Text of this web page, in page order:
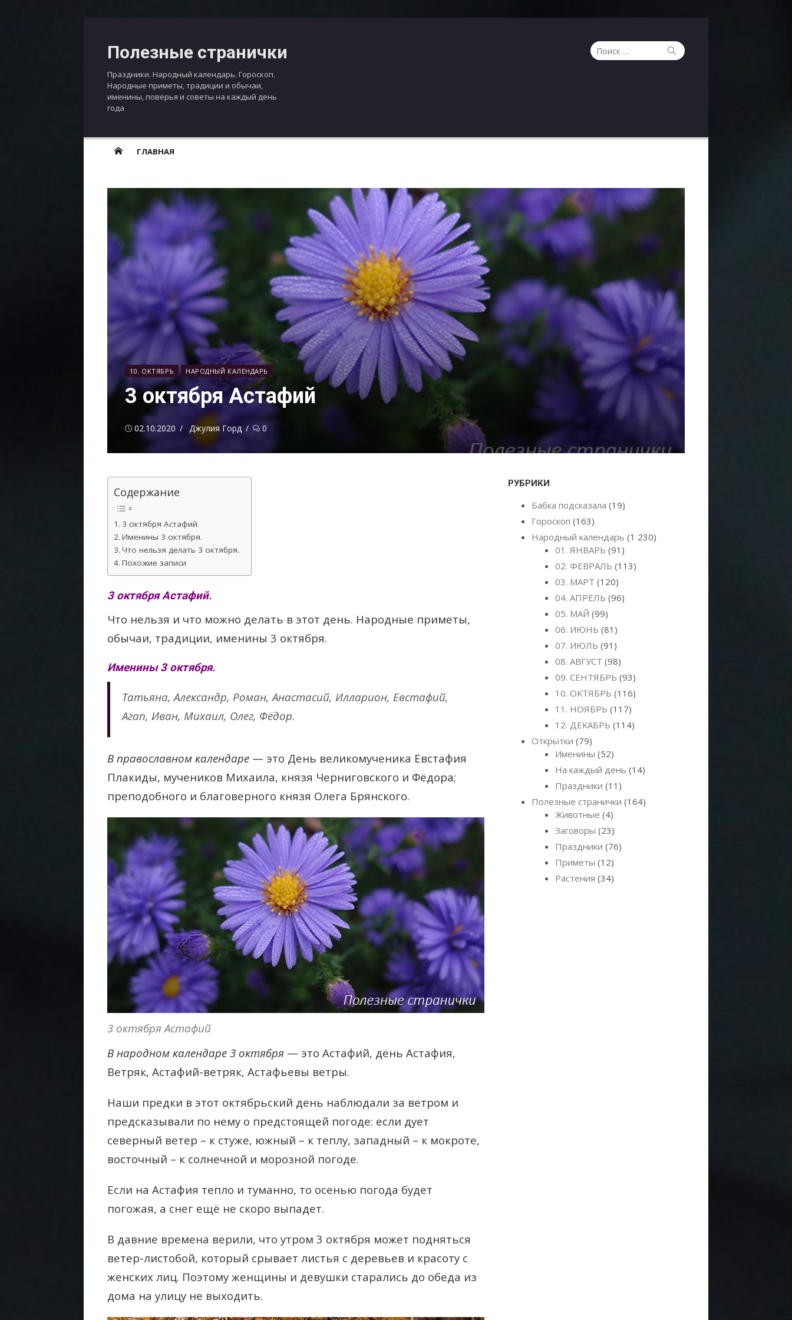
Полезные странички
Праздники. Народный календарь. Гороскоп.
Народные приметы, традиции и обычаи,
именины, поверья и советы на каждый день
года
Поиск
по:
Поиск
ГЛАВНАЯ
10. ОКТЯБРЬ НАРОДНЫЙ КАЛЕНДАРЬ
3 октября Астафий
Опубликовано
02.10.2020 Автор
Джулия Горд 0
Содержание
3 октября Астафий.
Именины 3 октября.
Что нельзя делать 3 октября.
Похожие записи
3 октября Астафий.
Что нельзя и что можно делать в этот день. Народные приметы,
обычаи, традиции, именины 3 октября.
Именины 3 октября.
Татьяна, Александр, Роман, Анастасий, Илларион, Евстафий,
Агап, Иван, Михаил, Олег, Фёдор.
В православном календаре — это День великомученика Евстафия
Плакиды, мучеников Михаила, князя Черниговского и Фёдора;
преподобного и благоверного князя Олега Брянского.
3 октября Астафий
В народном календаре 3 октября — это Астафий, день Астафия,
Ветряк, Астафий-ветряк, Астафьевы ветры.
Наши предки в этот октябрьский день наблюдали за ветром и
предсказывали по нему о предстоящей погоде: если дует
северный ветер – к стуже, южный – к теплу, западный – к мокроте,
восточный – к солнечной и морозной погоде.
Если на Астафия тепло и туманно, то осенью погода будет
погожая, а снег ещё не скоро выпадет.
В давние времена верили, что утром 3 октября может подняться
ветер-листобой, который срывает листья с деревьев и красоту с
женских лиц. Поэтому женщины и девушки старались до обеда из
дома на улицу не выходить.
РУБРИКИ
Бабка подсказала (19)
Гороскоп (163)
Народный календарь (1 230)
01. ЯНВАРЬ (91)
02. ФЕВРАЛЬ (113)
03. МАРТ (120)
04. АПРЕЛЬ (96)
05. МАЙ (99)
06. ИЮНЬ (81)
07. ИЮЛЬ (91)
08. АВГУСТ (98)
09. СЕНТЯБРЬ (93)
10. ОКТЯБРЬ (116)
11. НОЯБРЬ (117)
12. ДЕКАБРЬ (114)
Открытки (79)
Именины (52)
На каждый день (14)
Праздники (11)
Полезные странички (164)
Животные (4)
Заговоры (23)
Праздники (76)
Приметы (12)
Растения (34)